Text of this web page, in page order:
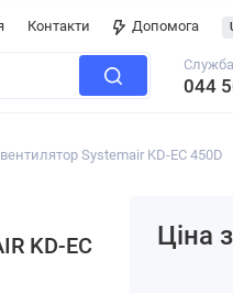
Контакти Допомога
044
Systemair KD-EC 450D
KD-EC
Ціна